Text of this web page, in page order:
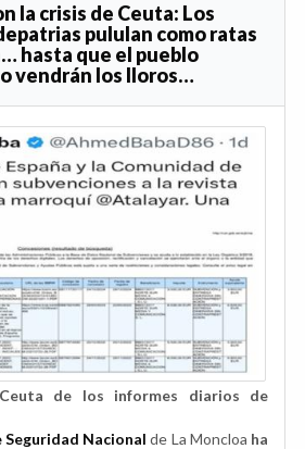
la crisis de Ceuta: Los
pululan como ratas
hasta que el pueblo
vendrán los lloros…
de los informes diarios de
Nacional de La Moncloa ha